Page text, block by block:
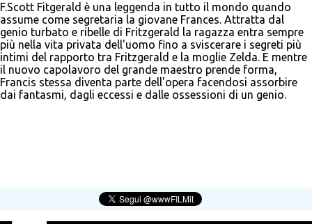
F.Scott Fitgerald è una leggenda in tutto il mondo quando
assume come segretaria la giovane Frances. Attratta dal
genio turbato e ribelle di Fritzgerald la ragazza entra sempre
più nella vita privata dell'uomo fino a sviscerare i segreti più
intimi del rapporto tra Fritzgerald e la moglie Zelda. E mentre
il nuovo capolavoro del grande maestro prende forma,
Francis stessa diventa parte dell'opera facendosi assorbire
dai fantasmi, dagli eccessi e dalle ossessioni di un genio.